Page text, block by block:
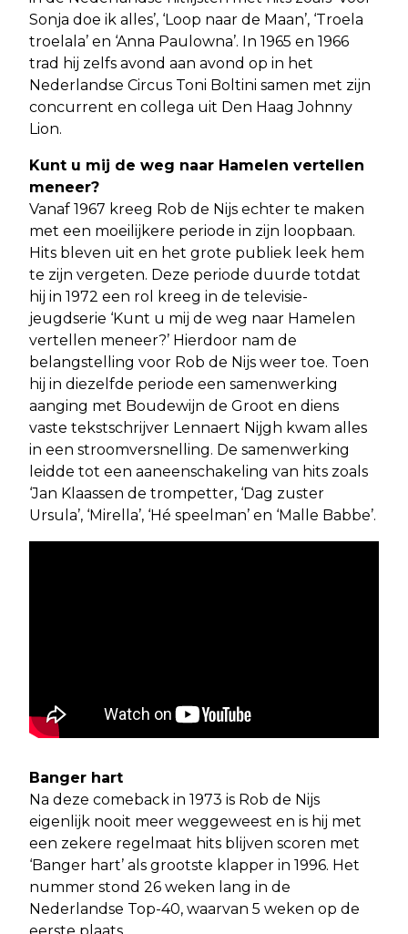
Sonja doe ik alles’, ‘Loop naar de Maan’, ‘Troela
troelala’ en ‘Anna Paulowna’. In 1965 en 1966
trad hij zelfs avond aan avond op in het
Nederlandse Circus Toni Boltini samen met zijn
concurrent en collega uit Den Haag Johnny
Lion.
Kunt u mij de weg naar Hamelen vertellen
meneer?
Vanaf 1967 kreeg Rob de Nijs echter te maken
met een moeilijkere periode in zijn loopbaan.
Hits bleven uit en het grote publiek leek hem
te zijn vergeten. Deze periode duurde totdat
hij in 1972 een rol kreeg in de televisie-
jeugdserie ‘Kunt u mij de weg naar Hamelen
vertellen meneer?’ Hierdoor nam de
belangstelling voor Rob de Nijs weer toe. Toen
hij in diezelfde periode een samenwerking
aanging met Boudewijn de Groot en diens
vaste tekstschrijver Lennaert Nijgh kwam alles
in een stroomversnelling. De samenwerking
leidde tot een aaneenschakeling van hits zoals
‘Jan Klaassen de trompetter, ‘Dag zuster
Ursula’, ‘Mirella’, ‘Hé speelman’ en ‘Malle Babbe’.
Banger hart
Na deze comeback in 1973 is Rob de Nijs
eigenlijk nooit meer weggeweest en is hij met
een zekere regelmaat hits blijven scoren met
‘Banger hart’ als grootste klapper in 1996. Het
nummer stond 26 weken lang in de
Nederlandse Top-40, waarvan 5 weken op de
eerste plaats.